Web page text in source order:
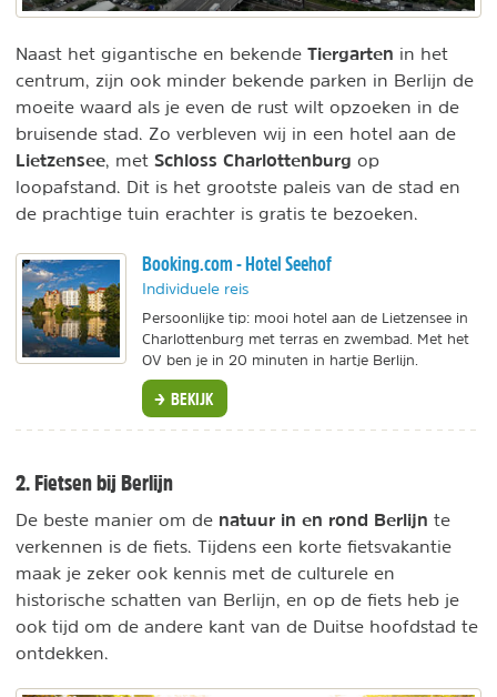
Naast het gigantische en bekende Tiergarten in het
centrum, zijn ook minder bekende parken in Berlijn de
moeite waard als je even de rust wilt opzoeken in de
bruisende stad. Zo verbleven wij in een hotel aan de
Lietzensee , met Schloss Charlottenburg op
loopafstand. Dit is het grootste paleis van de stad en
de prachtige tuin erachter is gratis te bezoeken.
Booking.com - Hotel Seehof
Individuele reis
Persoonlijke tip: mooi hotel aan de Lietzensee in
Charlottenburg met terras en zwembad. Met het
OV ben je in 20 minuten in hartje Berlijn.
BEKIJK
2. Fietsen bij Berlijn
De beste manier om de natuur in en rond Berlijn te
verkennen is de fiets. Tijdens een korte fietsvakantie
maak je zeker ook kennis met de culturele en
historische schatten van Berlijn, en op de fiets heb je
ook tijd om de andere kant van de Duitse hoofdstad te
ontdekken.